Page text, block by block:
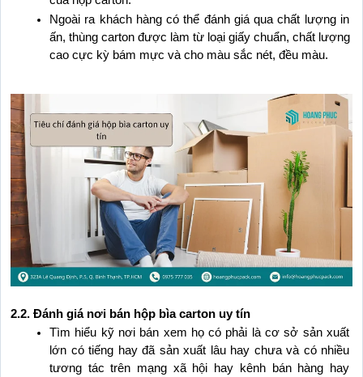
Ngoài ra khách hàng có thể đánh giá qua chất lượng in
ấn, thùng carton được làm từ loại giấy chuẩn, chất lượng
cao cực kỳ bám mực và cho màu sắc nét, đều màu.
2.2. Đánh giá nơi bán hộp bìa carton uy tín
Tìm hiểu kỹ nơi bán xem họ có phải là cơ sở sản xuất
lớn có tiếng hay đã sản xuất lâu hay chưa và có nhiều
tương tác trên mạng xã hội hay kênh bán hàng hay